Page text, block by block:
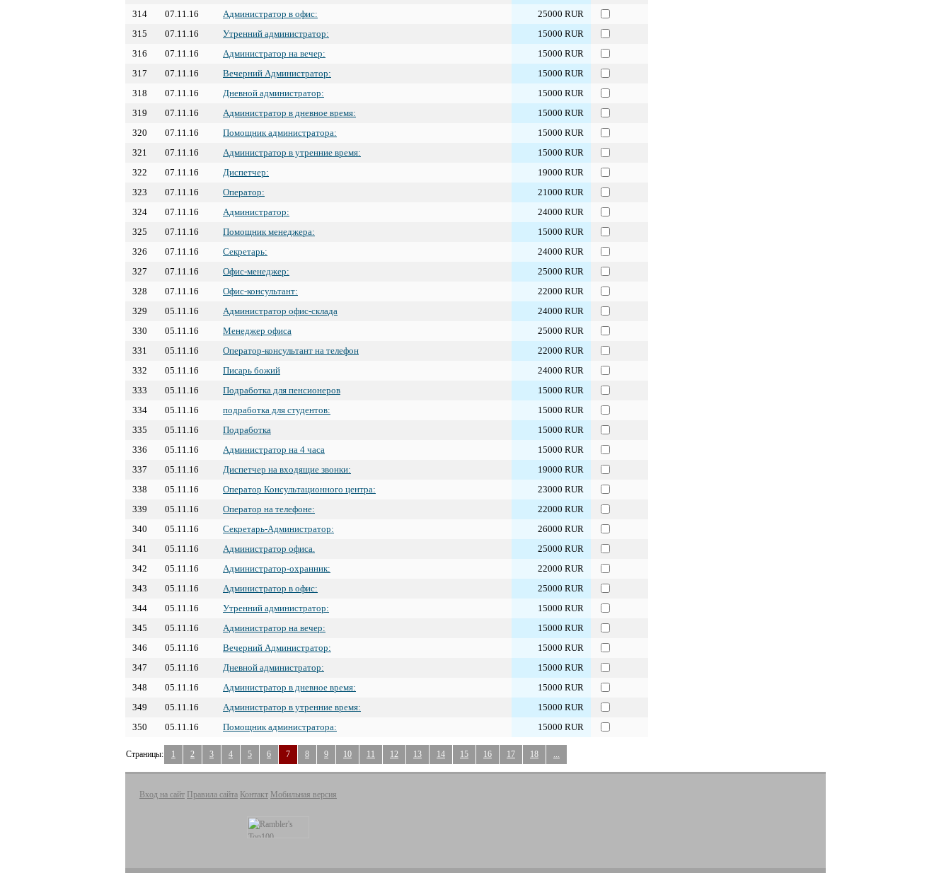
314
07.11.16 Администратор в офис:
25000 RUR
315
07.11.16 Утренний администратор:
15000 RUR
316
07.11.16 Администратор на вечер:
15000 RUR
317
07.11.16 Вечерний Администратор:
15000 RUR
318
07.11.16 Дневной администратор:
15000 RUR
319
07.11.16 Администратор в дневное время:
15000 RUR
320
07.11.16 Помощник администратора:
15000 RUR
321
07.11.16 Администратор в утренние время:
15000 RUR
322
07.11.16 Диспетчер:
19000 RUR
323
07.11.16 Оператор:
21000 RUR
324
07.11.16 Администратор:
24000 RUR
325
07.11.16 Помощник менеджера:
15000 RUR
326
07.11.16 Секретарь:
24000 RUR
327
07.11.16 Офис-менеджер:
25000 RUR
328
07.11.16 Офис-консультант:
22000 RUR
329
05.11.16 Администратор офис-склада
24000 RUR
330
05.11.16 Менеджер офиса
25000 RUR
331
05.11.16 Оператор-консультант на телефон
22000 RUR
332
05.11.16 Писарь божий
24000 RUR
333
05.11.16 Подработка для пенсионеров
15000 RUR
334
05.11.16 подработка для студентов:
15000 RUR
335
05.11.16 Подработка
15000 RUR
336
05.11.16 Администратор на 4 часа
15000 RUR
337
05.11.16 Диспетчер на входящие звонки:
19000 RUR
338
05.11.16 Оператор Консультационного центра:
23000 RUR
339
05.11.16 Оператор на телефоне:
22000 RUR
340
05.11.16 Секретарь-Администратор:
26000 RUR
341
05.11.16 Администратор офиса.
25000 RUR
342
05.11.16 Администратор-охранник:
22000 RUR
343
05.11.16 Администратор в офис:
25000 RUR
344
05.11.16 Утренний администратор:
15000 RUR
345
05.11.16 Администратор на вечер:
15000 RUR
346
05.11.16 Вечерний Администратор:
15000 RUR
347
05.11.16 Дневной администратор:
15000 RUR
348
05.11.16 Администратор в дневное время:
15000 RUR
349
05.11.16 Администратор в утренние время:
15000 RUR
350
05.11.16 Помощник администратора: 15000 RUR
Страницы: 1 2 3 4 5 6 7 8 9 10 11 12 13 14 15 16 17 18 ...
Вход на сайт Правила сайта Контакт Мобильная версия